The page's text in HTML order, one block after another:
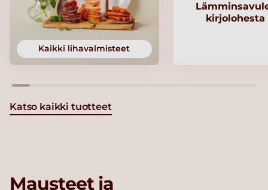
Kaikki lihavalmisteet
kirjolohesta
Katso kaikki tuotteet
Mausteet ja